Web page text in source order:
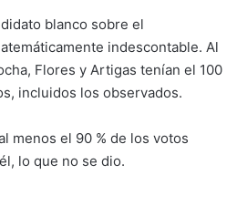
blanco sobre el
indescontable. Al
Flores y Artigas tenían el 100
incluidos los observados.
menos el 90 % de los votos
lo que no se dio.